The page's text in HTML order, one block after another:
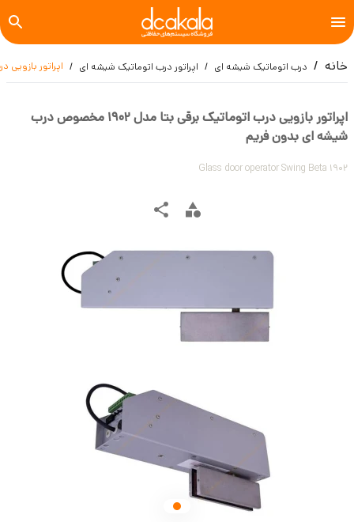
خانه درب اتوماتیک شیشه ای اپراتور درب اتوماتیک شیشه ای اپراتور بازویی درب
اپراتور بازویی درب اتوماتیک برقی بتا مدل ۱۹۰۲ مخصوص درب
شیشه ای بدون فریم
Glass door operator Swing Beta 1902